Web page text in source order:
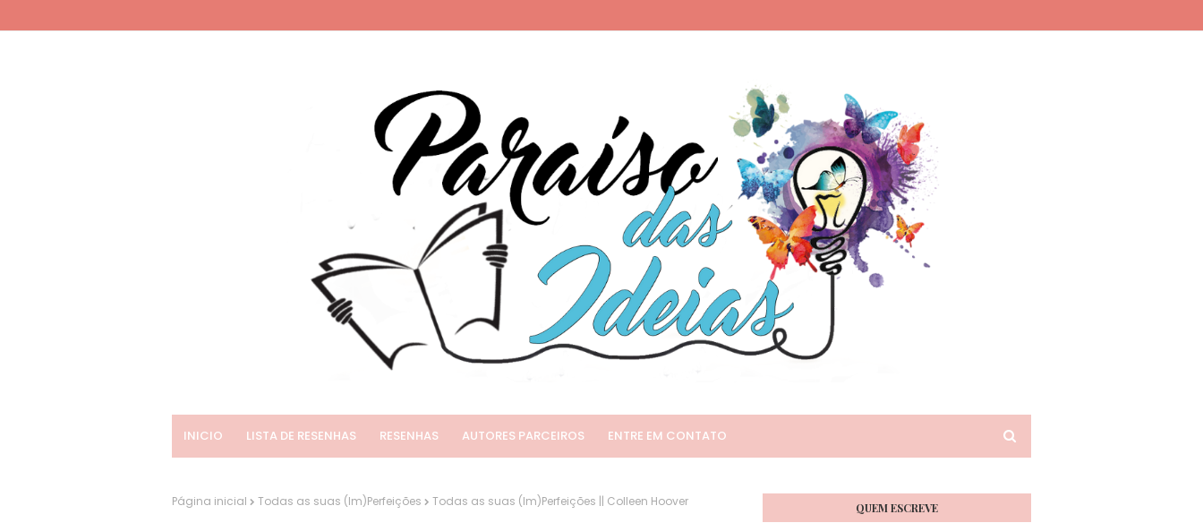
INICIO LISTA DE RESENHAS RESENHAS AUTORES PARCEIROS ENTRE EM CONTATO
Página inicial Todas as suas (Im)Perfeições Todas as suas (Im)Perfeições || Colleen Hoover QUEM ESCREVE